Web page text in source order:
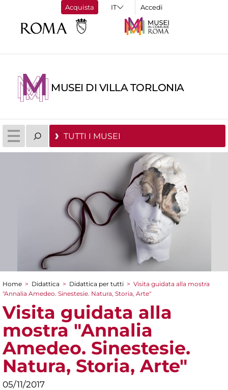
Acquista Accedi
MUSEI DI VILLA TORLONIA
TUTTI I MUSEI
Tu sei qui
Home > Didattica > Didattica per tutti > Visita guidata alla mostra
"Annalia Amedeo. Sinestesie. Natura, Storia, Arte"
Visita guidata alla
mostra "Annalia
Amedeo. Sinestesie.
Natura, Storia, Arte"
05/11/2017